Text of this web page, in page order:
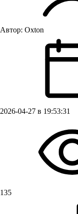
Автор: Oxton
2026-04-27 в 19:53:31
135